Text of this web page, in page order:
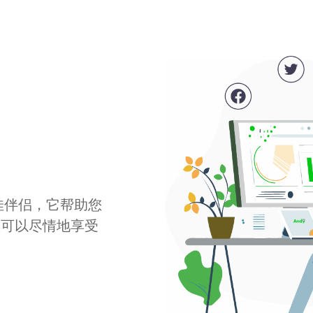
侣，它帮助您
以尽情地享受